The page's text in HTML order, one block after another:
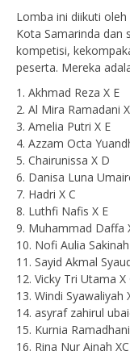
Lomba ini diikuti
Kota Samarinda dan
kompetisi,
peserta. Mereka
1. Akhmad Reza X E
2. Al Mira Ramadani
3. Amelia Putri X E
4. Azzam Octa
5. Chairunissa X D
6. Danisa Luna
7. Hadri X C
8. Luthfi Nafis X E
9. Muhammad Daffa
10. Nofi Aulia
11. Sayid Akmal
12. Vicky Tri Utama X
13. Windi Syawaliyah
14. asyraf zahirul
15. Kurnia
16. Rina Nur Ainah XC